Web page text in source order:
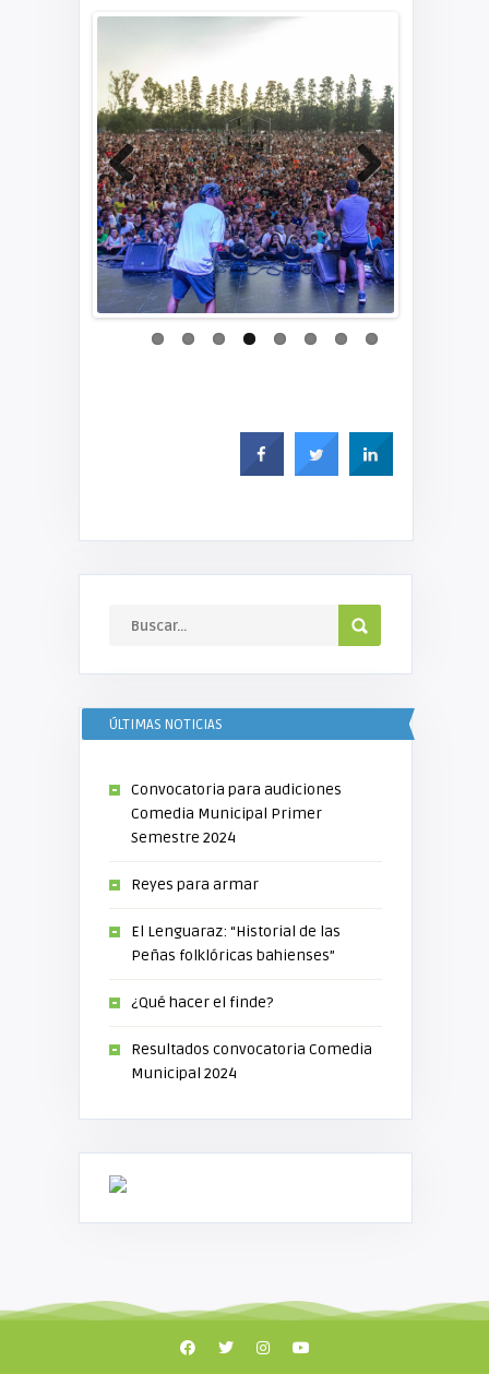
Previous Next
ÚLTIMAS NOTICIAS
Convocatoria para audiciones
Comedia Municipal Primer
Semestre 2024
Reyes para armar
El Lenguaraz: “Historial de las
Peñas folklóricas bahienses”
¿Qué hacer el finde?
Resultados convocatoria Comedia
Municipal 2024